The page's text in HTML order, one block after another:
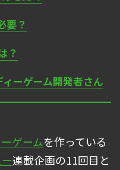
要？
？
ーゲーム開発者さん
ゲームを作っている
連載企画の11回目と